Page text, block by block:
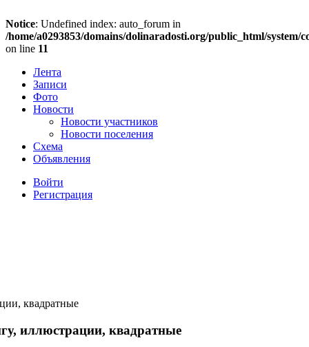
Notice: Undefined index: auto_forum in
/home/a0293853/domains/dolinaradosti.org/public_html/
on line 11
Лента
Записи
Фото
Новости
Новости участников
Новости поселения
Схема
Объявления
Войти
Регистрация
квадратные
иллюстрации, квадратные